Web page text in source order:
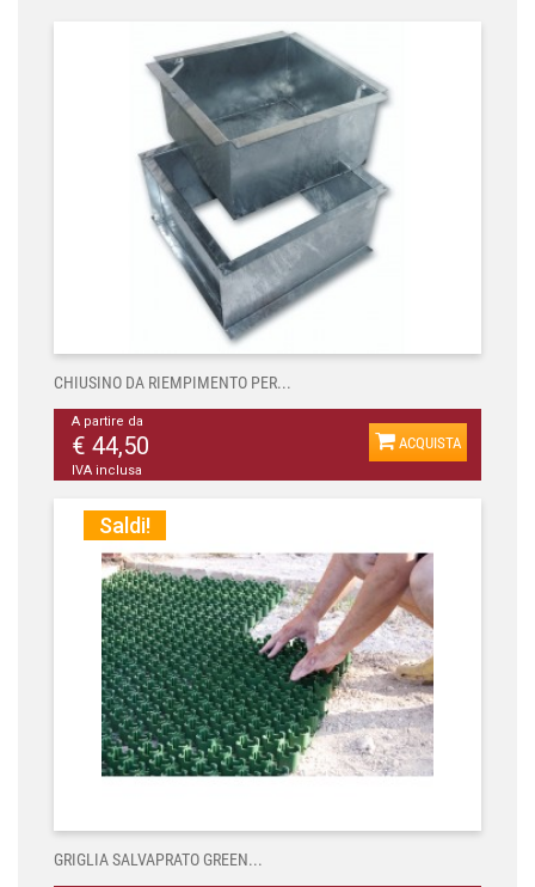
CHIUSINO DA RIEMPIMENTO PER...
A partire da
€ 44,50
IVA inclusa
ACQUISTA
Saldi!
GRIGLIA SALVAPRATO GREEN...